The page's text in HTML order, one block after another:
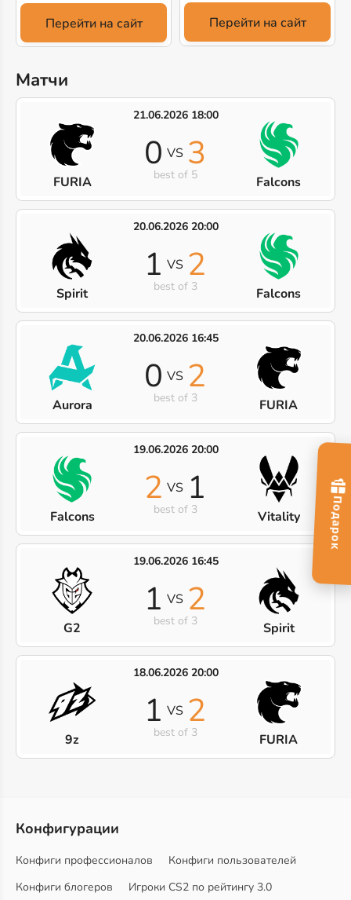
Перейти на сайт Перейти на сайт
Матчи
21.06.2026 18:00
FURIA
0 VS 3
best of 5 Falcons
20.06.2026 20:00
Spirit
1 VS 2
best of 3 Falcons
20.06.2026 16:45
Aurora
0 VS 2
best of 3 FURIA
19.06.2026 20:00
Falcons
2 VS 1
best of 3 Vitality
19.06.2026 16:45
G2
1 VS 2
best of 3 Spirit
18.06.2026 20:00
9z
1 VS 2
best of 3 FURIA
Конфигурации
Конфиги профессионалов
Конфиги пользователей
Конфиги блогеров
Игроки CS2 по рейтингу 3.0